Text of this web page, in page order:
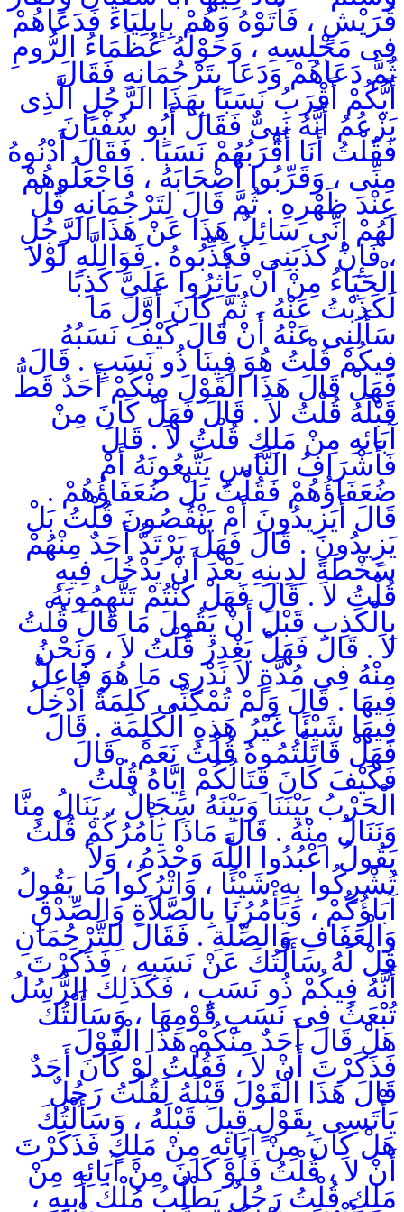
قُرَيْشٍ ، فَأَتَوْهُ وَهُمْ بِإِيلِيَاءَ فَدَعَاهُمْ
فِى مَجْلِسِهِ ، وَحَوْلَهُ عُظَمَاءُ الرُّومِ
ثُمَّ دَعَاهُمْ وَدَعَا بِتَرْجُمَانِهِ فَقَالَ
أَيُّكُمْ أَقْرَبُ نَسَبًا بِهَذَا الرَّجُلِ الَّذِى
يَزْعُمُ أَنَّهُ نَبِىٌّ فَقَالَ أَبُو سُفْيَانَ
فَقُلْتُ أَنَا أَقْرَبُهُمْ نَسَبًا . فَقَالَ أَدْنُوهُ
مِنِّى ، وَقَرِّبُوا أَصْحَابَهُ ، فَاجْعَلُوهُمْ
عِنْدَ ظَهْرِهِ . ثُمَّ قَالَ لِتَرْجُمَانِهِ قُلْ
لَهُمْ إِنِّى سَائِلٌ هَذَا عَنْ هَذَا الرَّجُلِ
، فَإِنْ كَذَبَنِى فَكَذِّبُوهُ . فَوَاللَّهِ لَوْلاَ
الْحَيَاءُ مِنْ أَنْ يَأْثِرُوا عَلَىَّ كَذِبًا
لَكَذَبْتُ عَنْهُ ، ثُمَّ كَانَ أَوَّلَ مَا
سَأَلَنِى عَنْهُ أَنْ قَالَ كَيْفَ نَسَبُهُ
فِيكُمْ قُلْتُ هُوَ فِينَا ذُو نَسَبٍ . قَالَ
فَهَلْ قَالَ هَذَا الْقَوْلَ مِنْكُمْ أَحَدٌ قَطُّ
قَبْلَهُ قُلْتُ لاَ . قَالَ فَهَلْ كَانَ مِنْ
آبَائِهِ مِنْ مَلِكٍ قُلْتُ لاَ . قَالَ
فَأَشْرَافُ النَّاسِ يَتَّبِعُونَهُ أَمْ
ضُعَفَاؤُهُمْ فَقُلْتُ بَلْ ضُعَفَاؤُهُمْ .
قَالَ أَيَزِيدُونَ أَمْ يَنْقُصُونَ قُلْتُ بَلْ
يَزِيدُونَ . قَالَ فَهَلْ يَرْتَدُّ أَحَدٌ مِنْهُمْ
سَخْطَةً لِدِينِهِ بَعْدَ أَنْ يَدْخُلَ فِيهِ
قُلْتُ لاَ . قَالَ فَهَلْ كُنْتُمْ تَتَّهِمُونَهُ
بِالْكَذِبِ قَبْلَ أَنْ يَقُولَ مَا قَالَ قُلْتُ
لاَ . قَالَ فَهَلْ يَغْدِرُ قُلْتُ لاَ ، وَنَحْنُ
مِنْهُ فِى مُدَّةٍ لاَ نَدْرِى مَا هُوَ فَاعِلٌ
فِيهَا . قَالَ وَلَمْ تُمْكِنِّى كَلِمَةٌ أُدْخِلُ
فِيهَا شَيْئًا غَيْرُ هَذِهِ الْكَلِمَةِ . قَالَ
فَهَلْ قَاتَلْتُمُوهُ قُلْتُ نَعَمْ . قَالَ
فَكَيْفَ كَانَ قِتَالُكُمْ إِيَّاهُ قُلْتُ
الْحَرْبُ بَيْنَنَا وَبَيْنَهُ سِجَالٌ ، يَنَالُ مِنَّا
وَنَنَالُ مِنْهُ . قَالَ مَاذَا يَأْمُرُكُمْ قُلْتُ
يَقُولُ اعْبُدُوا اللَّهَ وَحْدَهُ ، وَلاَ
تُشْرِكُوا بِهِ شَيْئًا ، وَاتْرُكُوا مَا يَقُولُ
آبَاؤُكُمْ ، وَيَأْمُرُنَا بِالصَّلاَةِ وَالصِّدْقِ
وَالْعَفَافِ وَالصِّلَةِ . فَقَالَ لِلتَّرْجُمَانِ
قُلْ لَهُ سَأَلْتُكَ عَنْ نَسَبِهِ ، فَذَكَرْتَ
أَنَّهُ فِيكُمْ ذُو نَسَبٍ ، فَكَذَلِكَ الرُّسُلُ
تُبْعَثُ فِى نَسَبِ قَوْمِهَا ، وَسَأَلْتُكَ
هَلْ قَالَ أَحَدٌ مِنْكُمْ هَذَا الْقَوْلَ
فَذَكَرْتَ أَنْ لاَ ، فَقُلْتُ لَوْ كَانَ أَحَدٌ
قَالَ هَذَا الْقَوْلَ قَبْلَهُ لَقُلْتُ رَجُلٌ
يَأْتَسِى بِقَوْلٍ قِيلَ قَبْلَهُ ، وَسَأَلْتُكَ
هَلْ كَانَ مِنْ آبَائِهِ مِنْ مَلِكٍ فَذَكَرْتَ
أَنْ لاَ ، قُلْتُ فَلَوْ كَانَ مِنْ آبَائِهِ مِنْ
مَلِكٍ قُلْتُ رَجُلٌ يَطْلُبُ مُلْكَ أَبِيهِ ،